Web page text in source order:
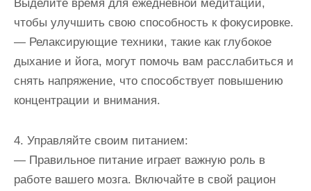
Выделите время для ежедневной медитации,
чтобы улучшить свою способность к фокусировке.
— Релаксирующие техники, такие как глубокое
дыхание и йога, могут помочь вам расслабиться и
снять напряжение, что способствует повышению
концентрации и внимания.
4. Управляйте своим питанием:
— Правильное питание играет важную роль в
работе вашего мозга. Включайте в свой рацион